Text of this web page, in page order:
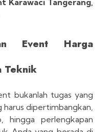
Karawaci Tangerang,
Event Harga
Teknik
bukanlah tugas yang
harus dipertimbangkan,
hingga perlengkapan